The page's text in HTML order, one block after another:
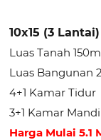
10x15 (3 Lantai)
Luas Tanah
Luas Bangunan
4+1 Kamar Tidur
3+1 Kamar Mandi
Harga Mulai 5.1